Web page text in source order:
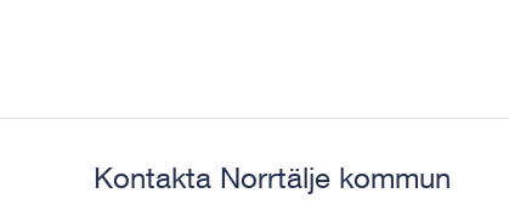
Kontakta Norrtälje kommun